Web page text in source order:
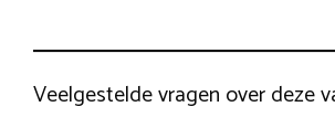
Veelgestelde vragen over deze